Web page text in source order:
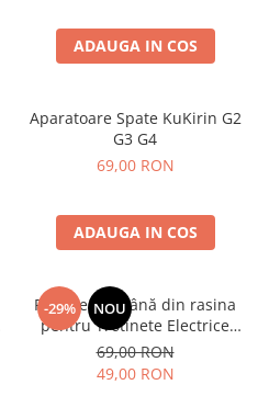
ADAUGA IN COS
Aparatoare Spate KuKirin G2
G3 G4
69,00 RON
ADAUGA IN COS
-29% NOU
Plăcuțe de Frână din rasina
pentru Trotinete Electrice
KuKirin G2, G2 Master, G3 și
G4 – Calitate Standard (Set 2
Bucăți)
69,00 RON
49,00 RON